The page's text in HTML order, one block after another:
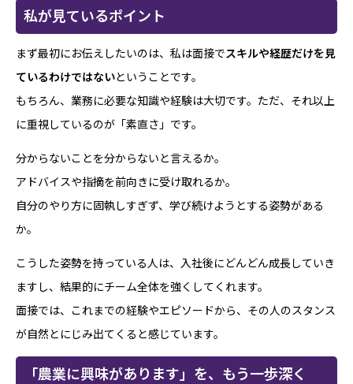
私が見ているポイント
まず最初にお伝えしたいのは、私は面接でスキルや経歴だけを見
ているわけではないということです。
もちろん、業務に必要な知識や経験は大切です。ただ、それ以上
に重視しているのが「素直さ」です。
分からないことを分からないと言えるか。
アドバイスや指摘を前向きに受け取れるか。
自分のやり方に固執しすぎず、学び続けようとする姿勢がある
か。
こうした姿勢を持っている人は、入社後にどんどん成長していき
ますし、結果的にチーム全体を強くしてくれます。
面接では、これまでの経験やエピソードから、その人のスタンス
が自然とにじみ出てくると感じています。
「農業に興味があります」を、もう一歩深く